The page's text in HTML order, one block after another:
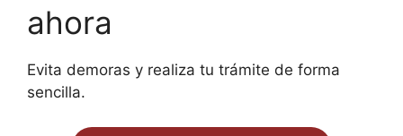
ahora
Evita demoras y realiza tu trámite de forma
sencilla.